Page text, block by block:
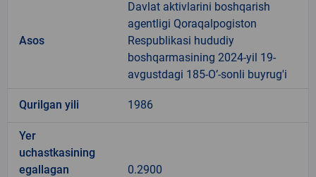
Asos
Davlat aktivlarini boshqarish
agentligi Qoraqalpogiston
Respublikasi hududiy
boshqarmasining 2024-yil 19-
avgustdagi 185-O’-sonli buyrug'i
Qurilgan yili 1986
Yer
uchastkasining
egallagan
0.2900